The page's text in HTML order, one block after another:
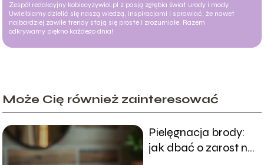
Zespół redakcyjny kobiecyzywiol.pl z pasją zgłębia świat urody i mody.
Uwielbiamy dzielić się naszą wiedzą, inspiracjami i sprawiać, że nawet
najbardziej zawiłe trendy stają się proste i zrozumiałe. Razem
odkrywamy piękno każdego dnia!
Może Cię również zainteresować
Pielęgnacja brody:
jak dbać o zarost na